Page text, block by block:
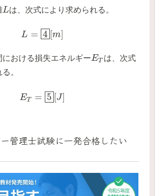
L
L は、次式により求められる。
L = 4 [m]
4[m
における損失エネルギーET
ET
は、次式
。
ET = 5 [J]
E 5[J
管理士試験に一発合格したい